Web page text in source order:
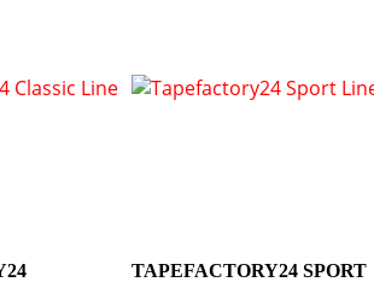
TAPEFACTORY24 SPORT